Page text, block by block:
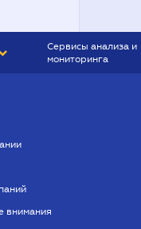
Сервисы анализа и
мониторинга
внимания